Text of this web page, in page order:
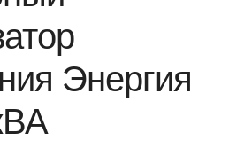
Энергия